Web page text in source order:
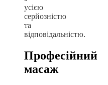
усією
серйозністю
та
відповідальністю.
Професійний
масаж